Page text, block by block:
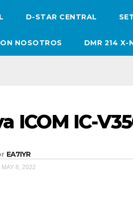
D-STAR CENTRAL
NOSOTROS DMR 214 X-
ICOM IC-
EA7IYR
MAY 8, 2022